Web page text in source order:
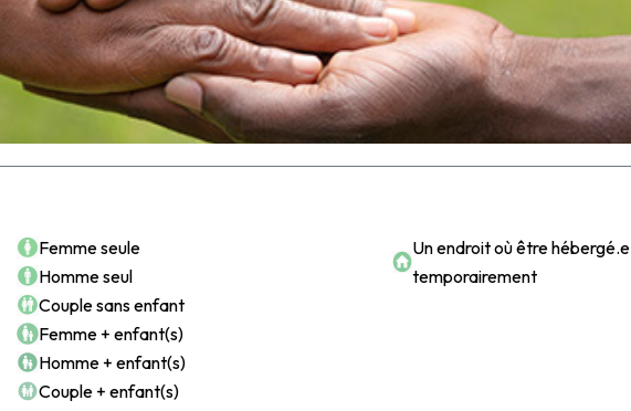
Profitez de nos avantages exclusifs
Accéder à tout le contenu du site web
Accéder à des évènements exclusifs
Voir dernières actualités du secteurs
Accéder à notre base de données
d’informations utiles sur le secteur
Devenir membre
Femme seule
Homme seul
Couple sans enfant
Femme + enfant(s)
Homme + enfant(s)
Couple + enfant(s)
Un endroit où être hébergé.e
temporairement